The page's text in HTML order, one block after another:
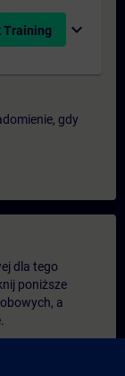
Training expand_more
gdy
dla tego
poniższe
a